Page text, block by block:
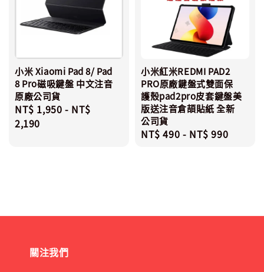
小米 Xiaomi Pad 8/ Pad
8 Pro磁吸鍵盤 中文注音
原廠公司貨
Regular
price
NT$ 1,950 - NT$
2,190
小米紅米REDMI PAD2
PRO原廠鍵盤式雙面保
護殼pad2pro皮套鍵盤美
版送注音倉頡貼紙 全新
公司貨
Regular
NT$ 490 - NT$ 990
關注我們